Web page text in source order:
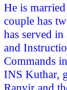
He is
couple has
has served
and
Commands
INS Kuthar,
Ranvir and